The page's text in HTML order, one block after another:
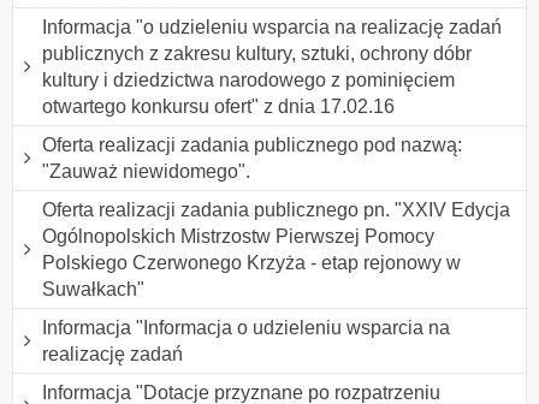
Informacja "o udzieleniu wsparcia na realizację zadań
publicznych z zakresu kultury, sztuki, ochrony dóbr
kultury i dziedzictwa narodowego z pominięciem
otwartego konkursu ofert" z dnia 17.02.16
Oferta realizacji zadania publicznego pod nazwą:
"Zauważ niewidomego".
Oferta realizacji zadania publicznego pn. "XXIV Edycja
Ogólnopolskich Mistrzostw Pierwszej Pomocy
Polskiego Czerwonego Krzyża - etap rejonowy w
Suwałkach"
Informacja "Informacja o udzieleniu wsparcia na
realizację zadań
Informacja "Dotacje przyznane po rozpatrzeniu